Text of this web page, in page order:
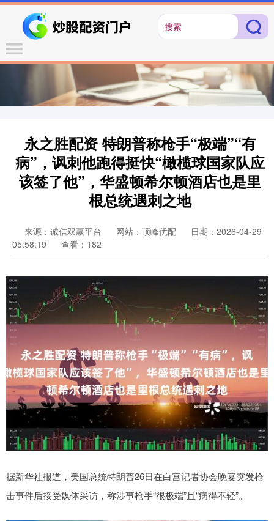
永之胜配资 特朗普称枪手“极端”“有
病”，讽刺他跑得挺快“橄榄球国家队应
该签了他”，华盛顿希尔顿酒店也是里
根总统遇刺之地
来源：诚信双赢平台 网站：顶峰优配
日期：2026-04-29
05:58:19
查看：182
据新华社报道，美国总统特朗普26日在白宫记者协会晚宴突发枪
击事件后接受媒体采访，称涉事枪手“很极端”且“病得不轻”。